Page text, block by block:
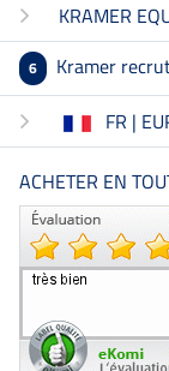
KRAMER
6 Kramer
FR |
ACHETER EN